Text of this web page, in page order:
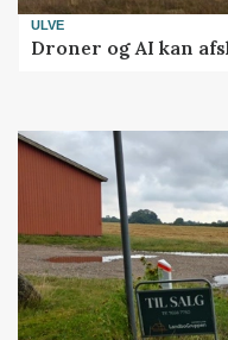
ULVE
Droner og AI kan